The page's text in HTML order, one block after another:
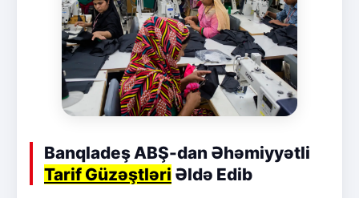
Banqladeş ABŞ-dan Əhəmiyyətli
Tarif Güzəştləri Əldə Edib